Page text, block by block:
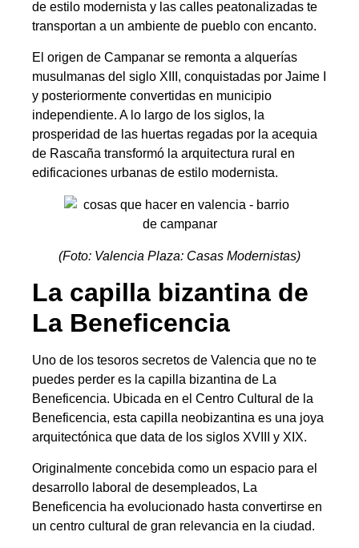
de estilo modernista y las calles peatonalizadas te
transportan a un ambiente de pueblo con encanto.
El origen de Campanar se remonta a alquerías
musulmanas del siglo XIII, conquistadas por Jaime I
y posteriormente convertidas en municipio
independiente. A lo largo de los siglos, la
prosperidad de las huertas regadas por la acequia
de Rascaña transformó la arquitectura rural en
edificaciones urbanas de estilo modernista.
(Foto: Valencia Plaza: Casas Modernistas)
La capilla bizantina de
La Beneficencia
Uno de los tesoros secretos de Valencia que no te
puedes perder es la capilla bizantina de La
Beneficencia. Ubicada en el Centro Cultural de la
Beneficencia, esta capilla neobizantina es una joya
arquitectónica que data de los siglos XVIII y XIX.
Originalmente concebida como un espacio para el
desarrollo laboral de desempleados, La
Beneficencia ha evolucionado hasta convertirse en
un centro cultural de gran relevancia en la ciudad.